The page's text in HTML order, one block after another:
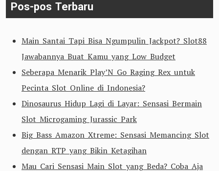
Pos-pos Terbaru
Main Santai Tapi Bisa Ngumpulin Jackpot? Slot88
Jawabannya Buat Kamu yang Low Budget
Seberapa Menarik Play’N Go Raging Rex untuk
Pecinta Slot Online di Indonesia?
Dinosaurus Hidup Lagi di Layar: Sensasi Bermain
Slot Microgaming Jurassic Park
Big Bass Amazon Xtreme: Sensasi Memancing Slot
dengan RTP yang Bikin Ketagihan
Mau Cari Sensasi Main Slot yang Beda? Coba Aja